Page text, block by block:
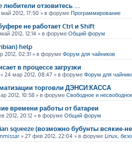
любители отзовитесь ....
май 2012, 17:50 » в форуме Программирование
не работает Ctrl и Shift
2012, 12:14 » в форуме Общий форум
help
2012, 02:31 » в форуме Форум для чайников
в процессе загрузки
» 24 мар 2012, 08:47 » в форуме Форум для
торговли ДЭНСИ:КАССА
2012, 10:58 » в форуме Свободное и
времени работы от батареи
2012, 20:12 » в форуме Общий форум
squeeze (возможно бубунты всякие-
» 27 фев 2012, 22:04 » в форуме Linux,